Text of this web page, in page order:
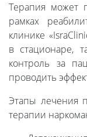
Терапия может
рамках
клинике
в стационаре,
контроль за
проводить
Этапы лечения
терапии